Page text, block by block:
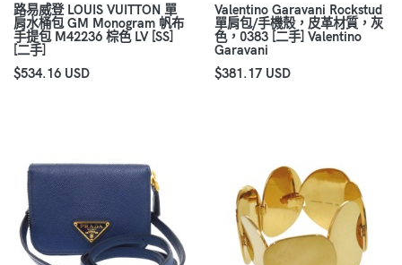
路易威登 LOUIS VUITTON 單
肩水桶包 GM Monogram 帆布
手提包 M42236 棕色 LV [SS]
[二手]
$534.16 USD
Valentino Garavani Rockstud
單肩包/手機殼，皮革材質，灰
色，0383 [二手] Valentino
Garavani
$381.17 USD